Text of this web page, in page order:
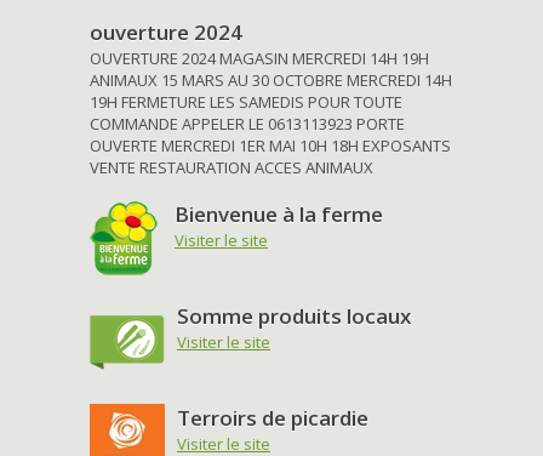
ouverture 2024
OUVERTURE 2024 MAGASIN MERCREDI 14H 19H
ANIMAUX 15 MARS AU 30 OCTOBRE MERCREDI 14H
19H FERMETURE LES SAMEDIS POUR TOUTE
COMMANDE APPELER LE 0613113923 PORTE
OUVERTE MERCREDI 1ER MAI 10H 18H EXPOSANTS
VENTE RESTAURATION ACCES ANIMAUX
Bienvenue à la ferme
Visiter le site
Somme produits locaux
Visiter le site
Terroirs de picardie
Visiter le site